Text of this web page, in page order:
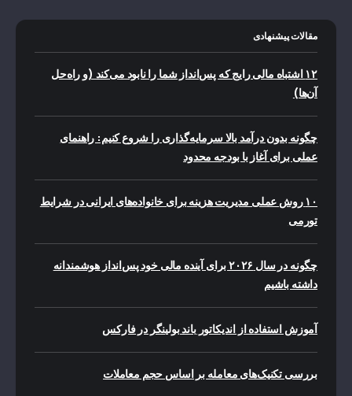
مقالات پیشنهادی
۱۲ اشتباه مالی رایج که پس‌انداز شما را نابود می‌کند (و راه‌حل
آن‌ها)
چگونه بدون درآمد بالا سرمایه‌گذاری را شروع کنیم: راهنمای
عملی برای آغاز با بودجه محدود
۱۰ روش عملی مدیریت هزینه برای خانواده‌های ایرانی در شرایط
تورمی
چگونه در سال ۲۰۲۶ برای آینده مالی خود پس‌انداز هوشمندانه
داشته باشیم
آموزش استفاده از اندیکاتور باند بولینگر در فارکس
بررسی تکنیک‌های معامله بر اساس حجم معاملات